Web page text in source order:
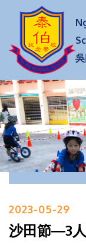
2023-05-29
沙田節―3